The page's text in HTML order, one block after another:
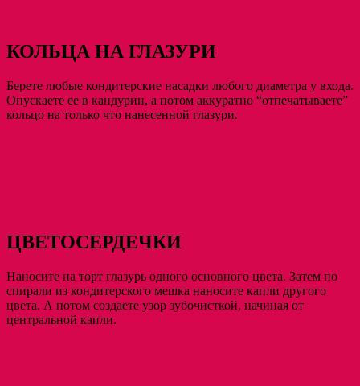
КОЛЬЦА НА ГЛАЗУРИ
Берете любые кондитерские насадки любого диаметра у входа.
Опускаете ее в кандурин, а потом аккуратно “отпечатываете”
кольцо на только что нанесенной глазури.
ЦВЕТОСЕРДЕЧКИ
Наносите на торт глазурь одного основного цвета. Затем по
спирали из кондитерского мешка наносите капли другого
цвета. А потом создаете узор зубочисткой, начиная от
центральной капли.